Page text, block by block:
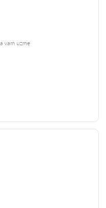
vam uzme